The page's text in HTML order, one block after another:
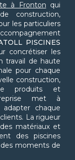
à Fronton qui
construction,
les particuliers
PISCINES
concrétiser les
travail de haute
pour chaque
construction,
produits et
met à
chaque
La rigueur
matériaux et
des piscines
moments de